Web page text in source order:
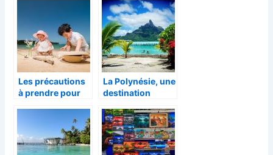
Japon, pays du
soleil levant
Les précautions
à prendre pour
La Polynésie, une
destination
pour passer de
magnifiques
vacances